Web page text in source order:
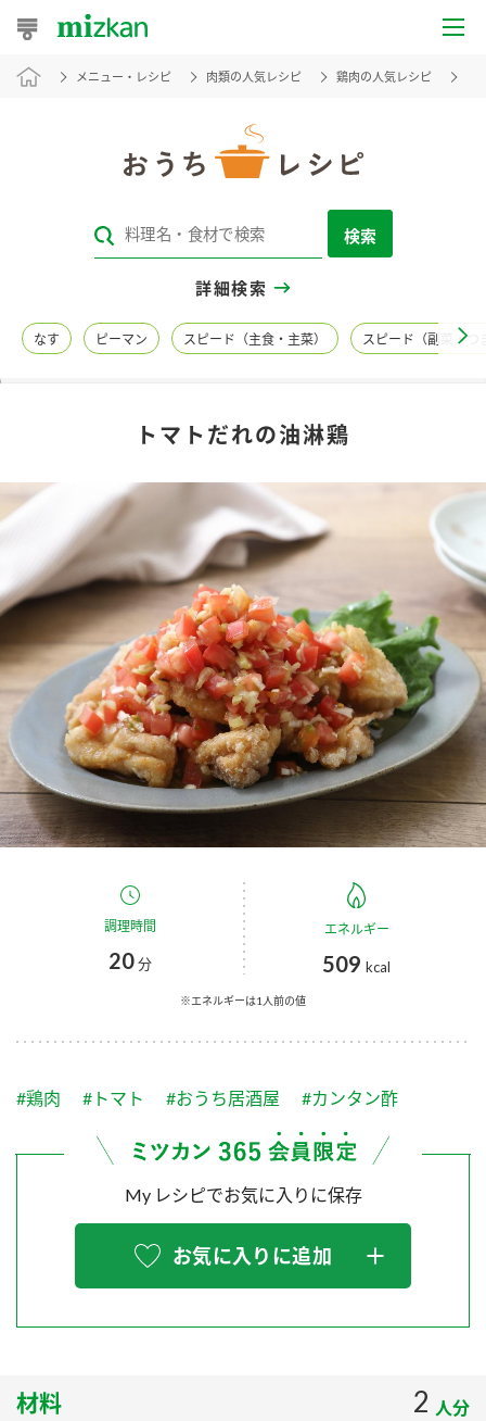
おうちレシピ
レシピカテゴリ一覧
レシピ名特集
商品カテゴリ
酢
お酢ドリンク ぽん酢
みりん風・料理酒 鍋用調味料
つゆ たれ
スープ 中華
ふりかけ おすしの素
炊き込みご飯の素 米飯用調味液
新商品一覧
キャンペーン情報
ブランド・スペシャルサイト
ブランド・スペシャルサイト トップ
商品ブランドサイト
Fibee（ファイビー）
くらしプラ酢
お酢ドリンク
つゆ
PIN印
スペシャルサイト
お酢を知ろう！
ぽん酢サワー
企業情報
国内事業概要
企業理念
ミツカンの歴史
ミツカンを知る
環境への取り組み
ZENB initiative
MIM（ミツカンミュージアム）
各部門が大切にしていること
販売終了製品のご案内
よくあるご質問
地図から取り扱い店舗を探す
メニュー・レシピ 肉類の人気レシピ 鶏肉の人気レシピ
検索
詳細検索
なす ピーマン スピード（主食・主菜） スピード（副菜・つ
トマトだれの油淋鶏
調理時間
20分
エネルギー
509 kcal
※エネルギーは1人前の値
#鶏肉 #トマト #おうち居酒屋 #カンタン酢
My レシピでお気に入りに保存
お気に入りに追加
材料 2 人分